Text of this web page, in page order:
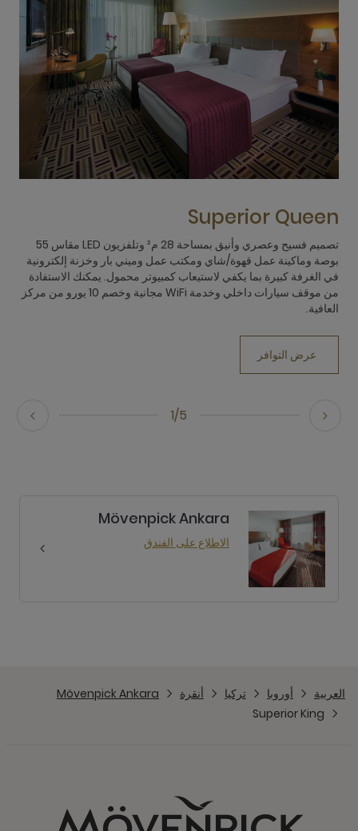
1/5
Superior Queen
تصميم فسيح وعصري وأنيق بمساحة 28 م²‬ وتلفزيون LED مقاس 55
بوصة وماكينة عمل قهوة/شاي ومكتب عمل وميني بار وخزنة إلكترونية
في الغرفة كبيرة بما يكفي لاستيعاب كمبيوتر محمول. يمكنك الاستفادة
من موقف سيارات داخلي وخدمة WiFi مجانية وخصم 10 يورو من مركز
العافية.
عرض التوافر
Mövenpick Ankara
الاطلاع على الفندق
العربية أوروبا تركيا أنقرة
Mövenpick Ankara
Superior King